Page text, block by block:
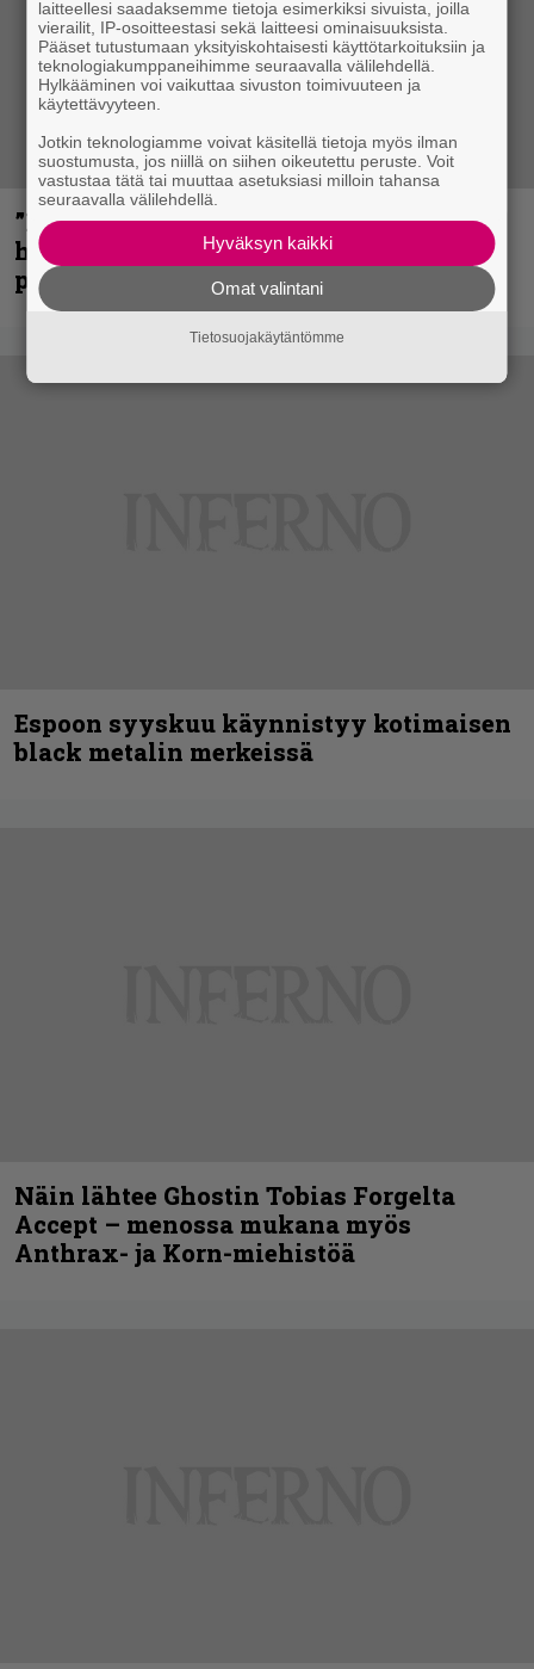
”Mitalini näyttää ihan plektralta” –
huippu-uimari jamittelee Megadethiä
palkinnollaan
Espoon syyskuu käynnistyy kotimaisen
black metalin merkeissä
Näin lähtee Ghostin Tobias Forgelta
Accept – menossa mukana myös
Anthrax- ja Korn-miehistöä
laitteellesi saadaksemme tietoja esimerkiksi sivuista, joilla
vierailit, IP-osoitteestasi sekä laitteesi ominaisuuksista.
Pääset tutustumaan yksityiskohtaisesti käyttötarkoituksiin ja
teknologiakumppaneihimme seuraavalla välilehdellä.
Hylkääminen voi vaikuttaa sivuston toimivuuteen ja
käytettävyyteen.
Jotkin teknologiamme voivat käsitellä tietoja myös ilman
suostumusta, jos niillä on siihen oikeutettu peruste. Voit
vastustaa tätä tai muuttaa asetuksiasi milloin tahansa
seuraavalla välilehdellä.
Hyväksyn kaikki
Omat valintani
Tietosuojakäytäntömme